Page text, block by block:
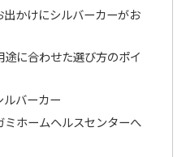
かけにシルバーカーがお
に合わせた選び方のポイ
バーカー
ホームヘルスセンターへ